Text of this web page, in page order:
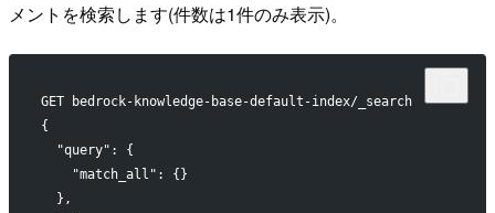
メントを検索します(件数は1件のみ表示)。
GET bedrock-knowledge-base-default-index/_search
{
  "query": {
    "match_all": {}
  },